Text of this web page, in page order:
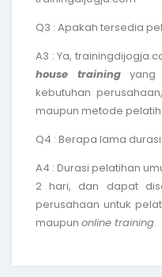
Q3 : Apakah tersedia
A3 : Ya,
house trainingyang
kebutuhan
maupun metode
Q4 : Berapa lama
A4 : Durasi pelatihan
2 hari, dan dapat
perusahaan untuk
maupun online training.